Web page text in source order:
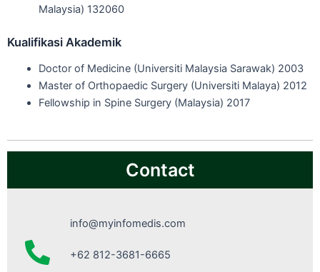
Malaysia) 132060
Kualifikasi Akademik
Doctor of Medicine (Universiti Malaysia Sarawak) 2003
Master of Orthopaedic Surgery (Universiti Malaya) 2012
Fellowship in Spine Surgery (Malaysia) 2017
Contact
info@myinfomedis.com
+62 812-3681-6665